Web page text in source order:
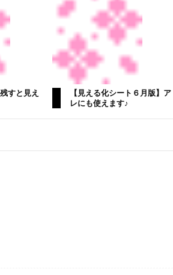
すと見え
【見える化シート６月版】ア
レにも使えます♪